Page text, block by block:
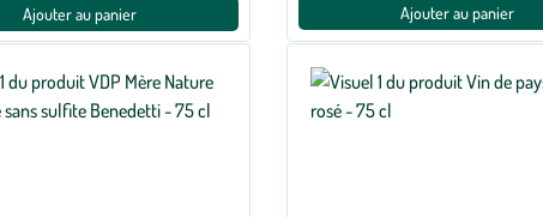
Ajouter au panier
Ajouter au panier